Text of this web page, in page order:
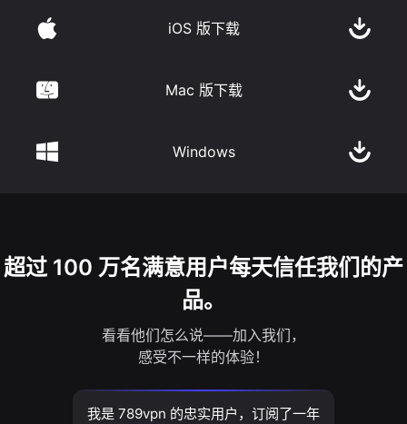
iOS 版下载
Mac 版下载
Windows
超过 100 万名满意用户每天信任我们的产
品。
看看他们怎么说——加入我们，
感受不一样的体验！
我是 789vpn 的忠实用户，订阅了一年